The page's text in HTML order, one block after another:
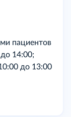
пациентов
14:00;
до 13:00